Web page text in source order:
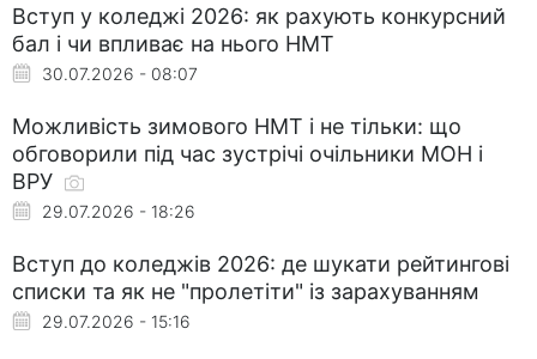
Вступ у коледжі 2026: як рахують конкурсний
бал і чи впливає на нього НМТ
30.07.2026 - 08:07
Можливість зимового НМТ і не тільки: що
обговорили під час зустрічі очільники МОН і
ВРУ
29.07.2026 - 18:26
Вступ до коледжів 2026: де шукати рейтингові
списки та як не "пролетіти" із зарахуванням
29.07.2026 - 15:16